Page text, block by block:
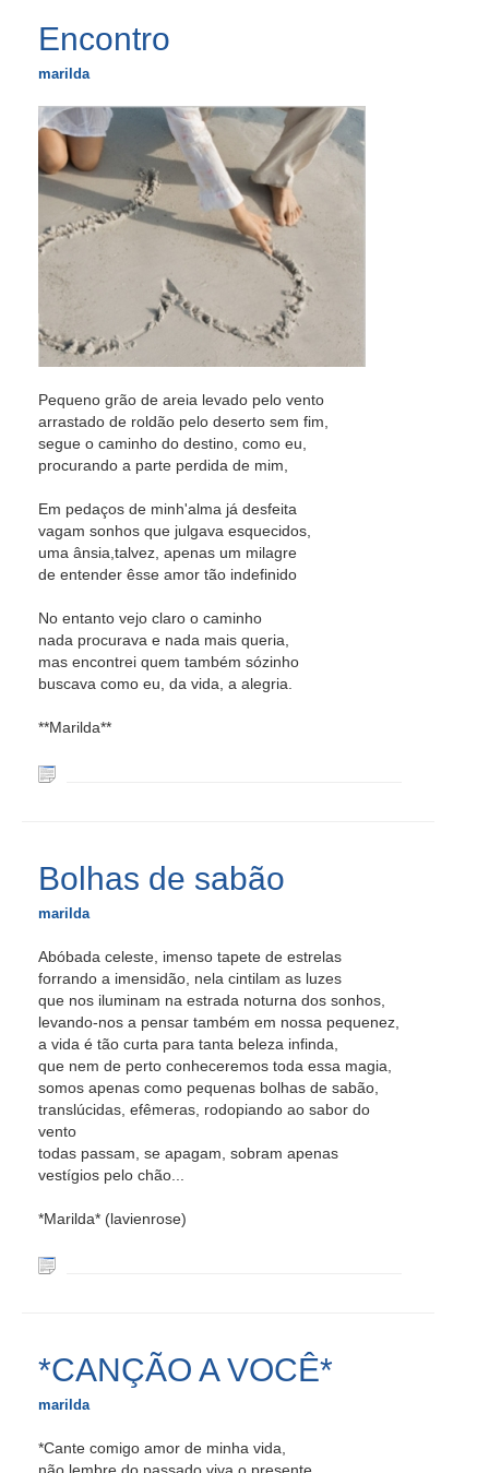
Encontro
marilda
Pequeno grão de areia levado pelo vento
arrastado de roldão pelo deserto sem fim,
segue o caminho do destino, como eu,
procurando a parte perdida de mim,
Em pedaços de minh'alma já desfeita
vagam sonhos que julgava esquecidos,
uma ânsia,talvez, apenas um milagre
de entender êsse amor tão indefinido
No entanto vejo claro o caminho
nada procurava e nada mais queria,
mas encontrei quem também sózinho
buscava como eu, da vida, a alegria.
**Marilda**
Bolhas de sabão
marilda
Abóbada celeste, imenso tapete de estrelas
forrando a imensidão, nela cintilam as luzes
que nos iluminam na estrada noturna dos sonhos,
levando-nos a pensar também em nossa pequenez,
a vida é tão curta para tanta beleza infinda,
que nem de perto conheceremos toda essa magia,
somos apenas como pequenas bolhas de sabão,
translúcidas, efêmeras, rodopiando ao sabor do
vento
todas passam, se apagam, sobram apenas
vestígios pelo chão...
*Marilda* (lavienrose)
*CANÇÃO A VOCÊ*
marilda
*Cante comigo amor de minha vida,
não lembre do passado,viva o presente